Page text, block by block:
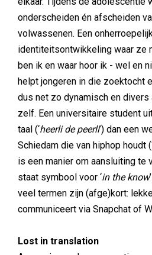
onderscheiden én afscheiden
volwassenen. Een
identiteitsontwikkeling waar ze
ben ik en waar hoor ik - wel en
helpt jongeren in die zoektocht
dus net zo dynamisch en divers
zelf. Een universitaire student
taal (‘heerli de peerli’) dan een
Schiedam die van hiphop houdt
is een manier om aansluiting te
staat symbool voor ‘in the know
veel termen zijn (afge)kort:
communiceert via Snapchat of
Lost in translation